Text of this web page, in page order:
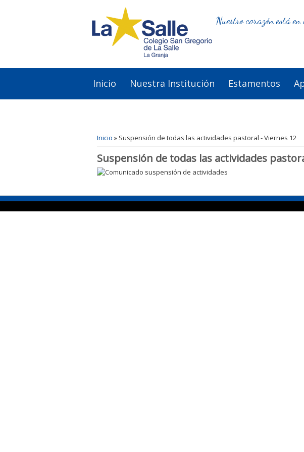
Nuestro corazón está
Inicio Nuestra Institución Estamentos
Inicio » Suspensión de todas las actividades pastoral - Viernes 12
Suspensión de todas las actividades